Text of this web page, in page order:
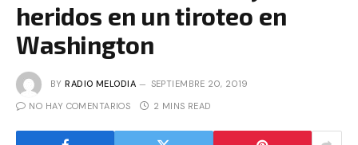
heridos en un tiroteo en
Washington
BY RADIO MELODIA SEPTIEMBRE 20, 2019
NO HAY COMENTARIOS 2 MINS READ